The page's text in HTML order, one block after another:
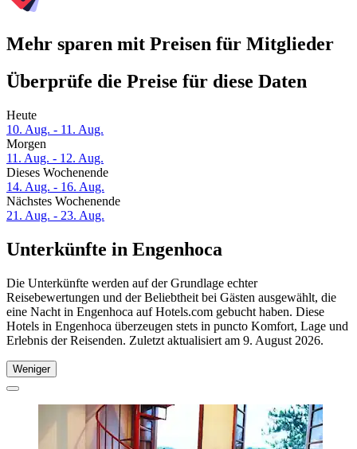
Mehr sparen mit Preisen für Mitglieder
Überprüfe die Preise für diese Daten
Heute
10. Aug. - 11. Aug.
Morgen
11. Aug. - 12. Aug.
Dieses Wochenende
14. Aug. - 16. Aug.
Nächstes Wochenende
21. Aug. - 23. Aug.
Unterkünfte in Engenhoca
Die Unterkünfte werden auf der Grundlage echter
Reisebewertungen und der Beliebtheit bei Gästen ausgewählt, die
eine Nacht in Engenhoca auf Hotels.com gebucht haben. Diese
Hotels in Engenhoca überzeugen stets in puncto Komfort, Lage und
Erlebnis der Reisenden. Zuletzt aktualisiert am 9. August 2026.
Weniger